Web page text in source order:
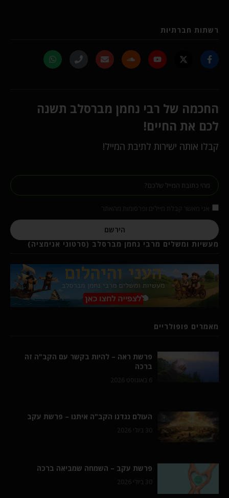
רשתות חברתיות
החכמה של רבי נחמן מברסלב תשנה
לכם את החיים!
קבלו אותה ישירות לתיבת המייל!
הירשם
מעשיות ומשלים מרבי נחמן מברסלב (סרטוני אנימציה)
מאמרים פופולריים
פרשת ראה – להיות בקשר עם הקב"ה זה
ברכה
6 באוגוסט 2026
העולם נגדנו הקב"ה איתנו – פרשת עקב
30 ביולי 2026
פרשת עקב – השמחה שמביאה ברכה
30 ביולי 2026